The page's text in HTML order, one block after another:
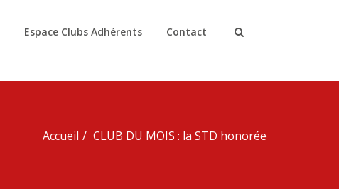
Espace Clubs Adhérents Contact
Accueil CLUB DU MOIS : la STD honorée